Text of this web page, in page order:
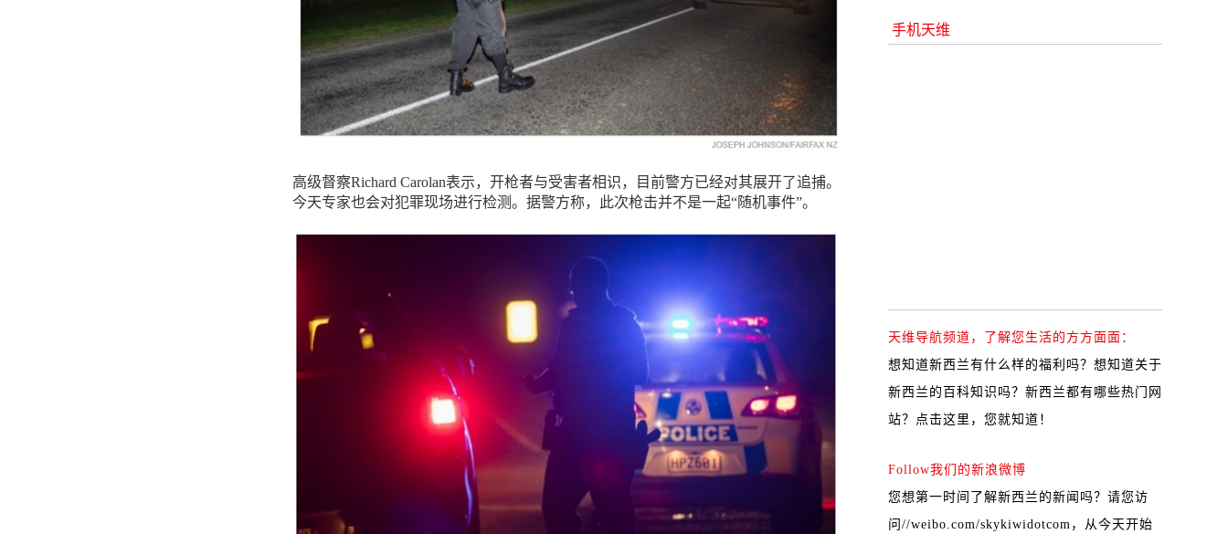
高级督察Richard Carolan表示，开枪者与受害者相识，目前警方已经对其展开了追捕。
今天专家也会对犯罪现场进行检测。据警方称，此次枪击并不是一起“随机事件”。
手机天维
天维导航频道，了解您生活的方方面面：
想知道新西兰有什么样的福利吗？想知道关于
新西兰的百科知识吗？新西兰都有哪些热门网
站？ 点击这里，您就知道！
Follow我们的新浪微博
您想第一时间了解新西兰的新闻吗？请您访
问 //weibo.com/skykiwidotcom ，从今天开始